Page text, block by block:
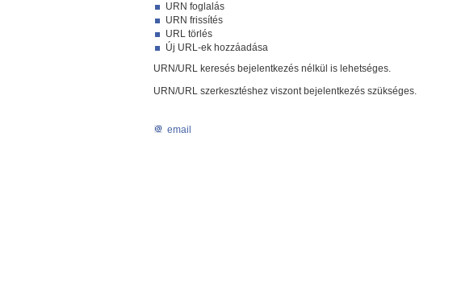
URN foglalás
URN frissítés
URL törlés
Új URL-ek hozzáadása
URN/URL keresés bejelentkezés nélkül is lehetséges.
URN/URL szerkesztéshez viszont bejelentkezés szükséges.
email